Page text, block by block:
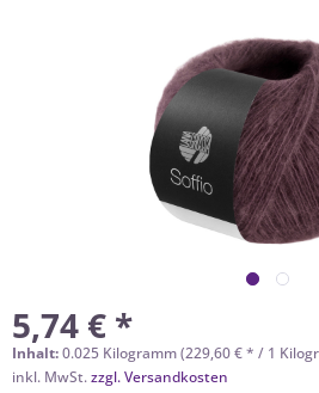
5,74 € *
Inhalt:0.025 Kilogramm (229,60 € * / 1
inkl. MwSt.zzgl. Versandkosten